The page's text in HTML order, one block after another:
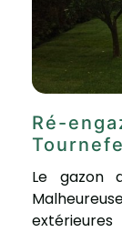
Ré-
Le gazon